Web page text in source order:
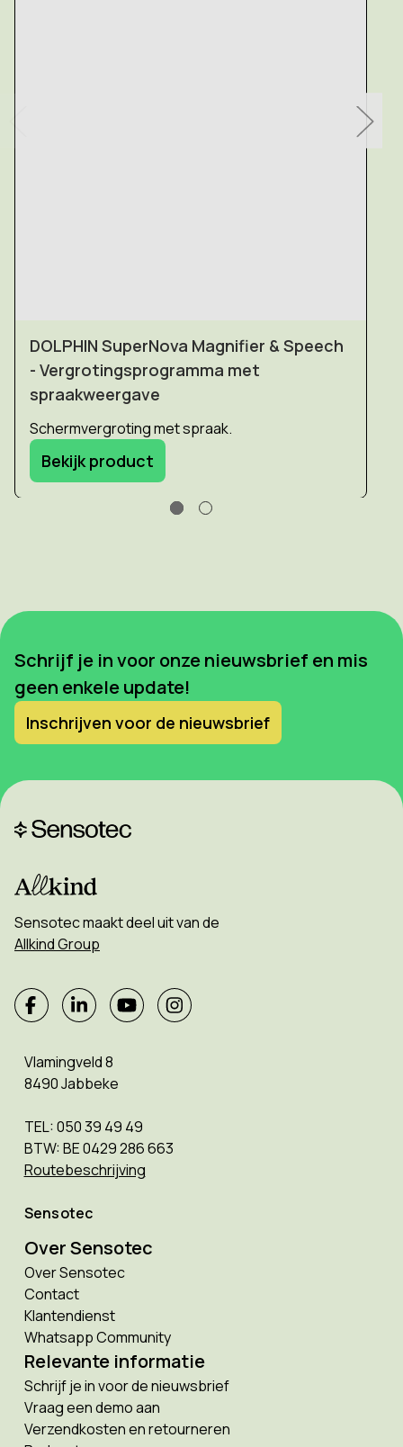
DOLPHIN SuperNova Magnifier & Speech
- Vergrotingsprogramma met
spraakweergave
Schermvergroting met spraak.
Bekijk product
Schrijf je in voor onze nieuwsbrief en mis
geen enkele update!
Inschrijven voor de nieuwsbrief
Sensotec maakt deel uit van de
Allkind Group
Vlamingveld 8
8490 Jabbeke
TEL: 050 39 49 49
BTW: BE 0429 286 663
Routebeschrijving
Sensotec
Over Sensotec
Over Sensotec
Contact
Klantendienst
Whatsapp Community
Relevante informatie
Schrijf je in voor de nieuwsbrief
Vraag een demo aan
Verzendkosten en retourneren